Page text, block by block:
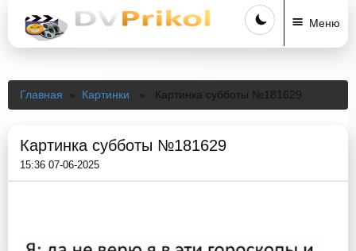
Меню
Главная » Картинки » Картинка субботы №181629
Картинка субботы №181629
15:36 07-06-2025